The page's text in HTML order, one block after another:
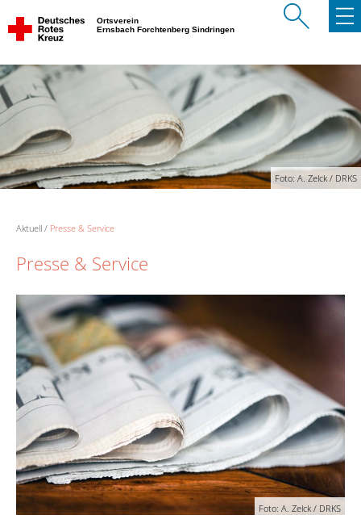
Ortsverein
Ernsbach Forchtenberg Sindringen
Foto: A. Zelck / DRKS
Aktuell Presse & Service
Presse & Service
Foto: A. Zelck / DRKS